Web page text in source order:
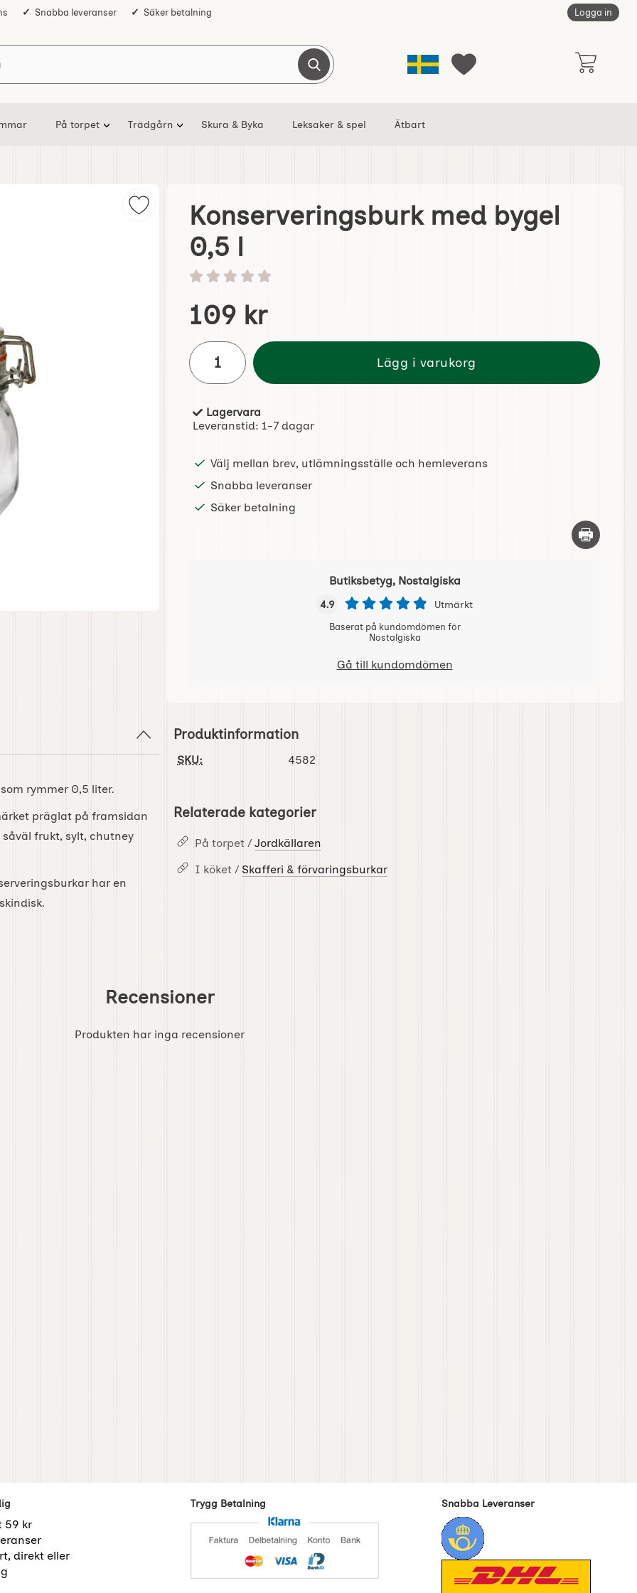
Snabba leveranser Säker betalning Logga in
Sverige Mina favoriter
Genomför sökning
På torpet Trädgårn Skura & Byka Leksaker & spel Ätbart
Markera konserveringsburk med bygel 0,5 l som favorit
Konserveringsburk med bygel
0,5 l
Betyg: 0 stjärnor av 5
Handla denna produkt Konserveringsburk med bygel 0,5 l
pris
109 kr
antal
Lägg i varukorg
Tillgänglighet:
Lagervara
Leveranstid: 1-7 dagar
Välj mellan brev, utlämningsställe och hemleverans
Snabba leveranser
Säker betalning
Skriv ut
Butiksbetyg, Nostalgiska
4.9 Utmärkt
Baserat på kundomdömen för
Nostalgiska
Gå till kundomdömen
rymmer 0,5 liter.
präglat på framsidan
frukt, sylt, chutney
har en
Produktinformation
SKU: 4582
Relaterade kategorier
På torpet / Jordkällaren
I köket / Skafferi & förvaringsburkar
Recensioner
Produkten har inga recensioner
med bygel 1l som favorit
59 kr
direkt eller
Trygg Betalning Snabba Leveranser